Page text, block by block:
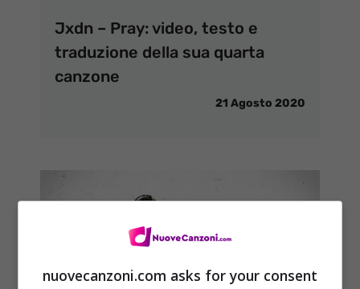
Jxdn – Pray: video, testo e
traduzione della sua quarta
canzone
21 Agosto 2020
nuovecanzoni.com asks for your consent